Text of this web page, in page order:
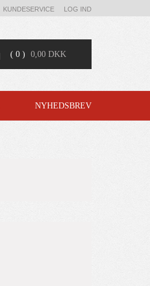
KUNDESERVICE LOG IND
( 0 ) 0,00 DKK
NYHEDSBREV